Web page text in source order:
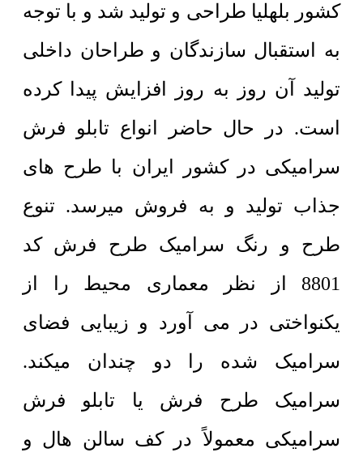
کشور بلهلیا طراحی و تولید شد و با توجه
به استقبال سازندگان و طراحان داخلی
تولید آن روز به روز افزایش پیدا کرده
است. در حال حاضر انواع تابلو فرش
سرامیکی در کشور ایران با طرح های
جذاب تولید و به فروش میرسد. تنوع
طرح و رنگ سرامیک طرح فرش کد
8801 از نظر معماری محیط را از
یکنواختی در می آورد و زیبایی فضای
سرامیک شده را دو چندان میکند.
سرامیک طرح فرش یا تابلو فرش
سرامیکی معمولاً در کف سالن هال و